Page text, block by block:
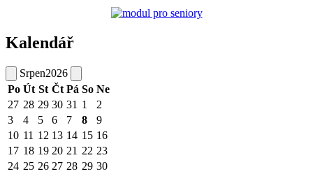
Kalendář
Srpen2026
Po Út St Čt Pá So Ne
27 28 29 30 31 1
2
3
4 5 6 7 8
9
10 11 12 13 14 15 16
17 18 19 20 21 22 23
24 25 26 27 28 29 30